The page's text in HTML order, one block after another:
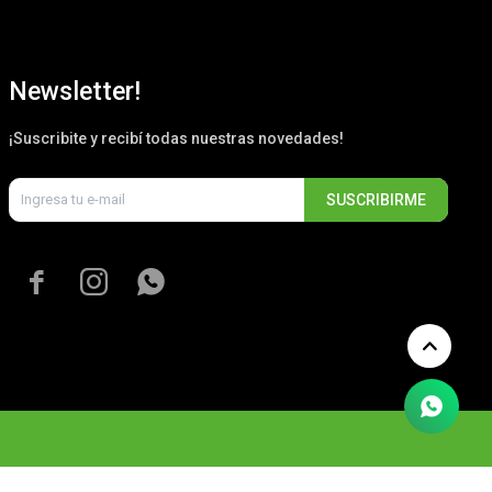
Newsletter!
¡Suscribite y recibí todas nuestras novedades!
SUSCRIBIRME
  